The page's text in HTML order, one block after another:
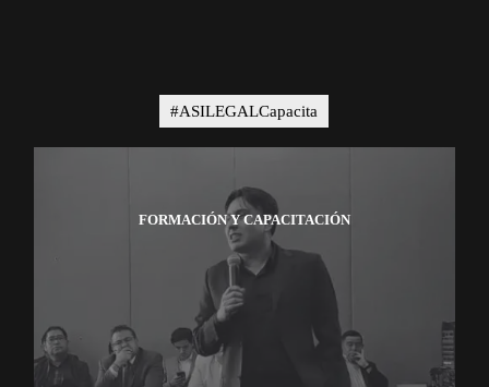
#ASILEGALCapacita
FORMACIÓN Y CAPACITACIÓN